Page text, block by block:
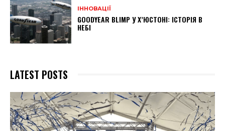
ІННОВАЦІЇ
GOODYEAR BLIMP У Х’ЮСТОНІ: ІСТОРІЯ В
НЕБІ
LATEST POSTS